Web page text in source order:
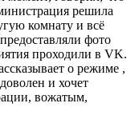
решила
комнату и всё
фото
проходили в VK.
о режиме ,
и хочет
вожатым,